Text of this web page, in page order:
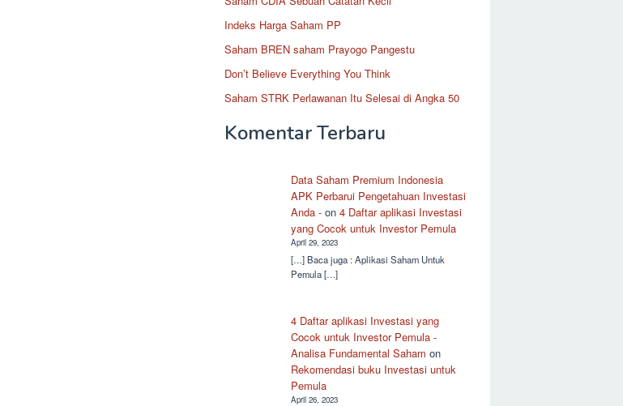
Indeks Harga Saham PP
Saham BREN saham Prayogo Pangestu
Don’t Believe Everything You Think
Saham STRK Perlawanan Itu Selesai di Angka 50
Komentar Terbaru
Data Saham Premium Indonesia
APK Perbarui Pengetahuan Investasi
Anda - on4 Daftar aplikasi Investasi
yang Cocok untuk Investor Pemula
April 29, 2023
[…] Baca juga : Aplikasi Saham Untuk
Pemula […]
4 Daftar aplikasi Investasi yang
Cocok untuk Investor Pemula -
Analisa Fundamental Saham on
Rekomendasi buku Investasi untuk
Pemula
April 26, 2023